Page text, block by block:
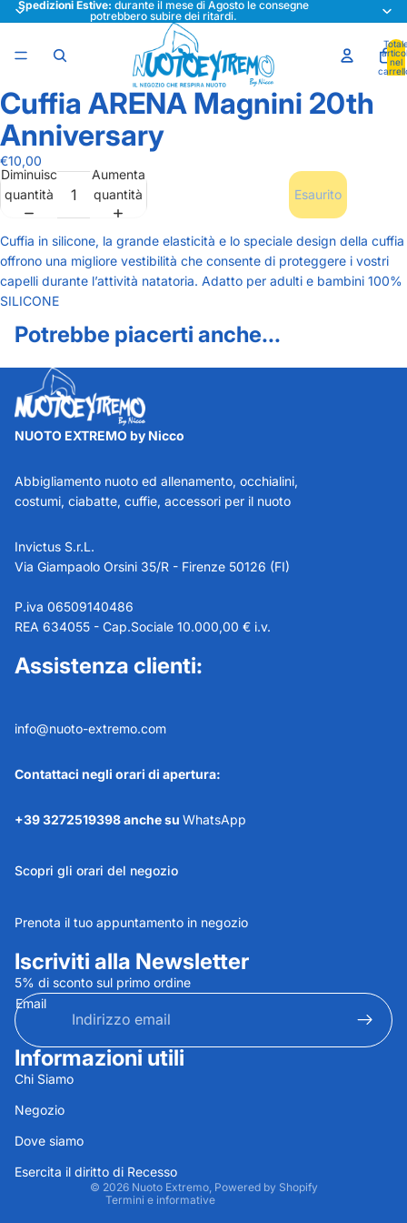
Spedizioni Estive: durante il mese di Agosto le consegne
potrebbero subire dei ritardi.
nel
Apri
immagine
a
schermo
intero
Apri
immagine
a
schermo
intero
Cuffia ARENA Magnini 20th
Anniversary
€10,00
Diminuisci
quantità
Aumenta
quantità
Esaurito
Cuffia in silicone, la grande elasticità e lo speciale design della cuffia
offrono una migliore vestibilità che consente di proteggere i vostri
capelli durante l’attività natatoria. Adatto per adulti e bambini 100%
SILICONE
Potrebbe piacerti anche...
NUOTO EXTREMO by Nicco
Abbigliamento nuoto ed allenamento, occhialini,
costumi, ciabatte, cuffie, accessori per il nuoto
Invictus S.r.L.
Via Giampaolo Orsini 35/R - Firenze 50126 (FI)
P.iva 06509140486
REA 634055 - Cap.Sociale 10.000,00 € i.v.
Assistenza clienti:
info@nuoto-extremo.com
Contattaci negli orari di apertura:
+39 3272519398 anche su WhatsApp
Scopri gli orari del negozio
Prenota il tuo appuntamento in negozio
Iscriviti alla Newsletter
5% di sconto sul primo ordine
Email
Informazioni utili
Chi Siamo
Negozio
Dove siamo
Esercita il diritto di Recesso
© 2026 Nuoto Extremo, Powered by Shopify
Termini e informative
Informativa sulla privacy
Termini e condizioni del servizio
Recapiti
Informativa sulle spedizioni